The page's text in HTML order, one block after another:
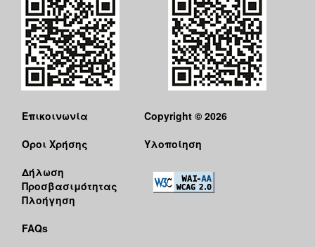
Επικοινωνία
Όροι Χρήσης
Δήλωση
Προσβασιμότητας
Πλοήγηση
FAQs
Copyright © 2026
Υλοποίηση